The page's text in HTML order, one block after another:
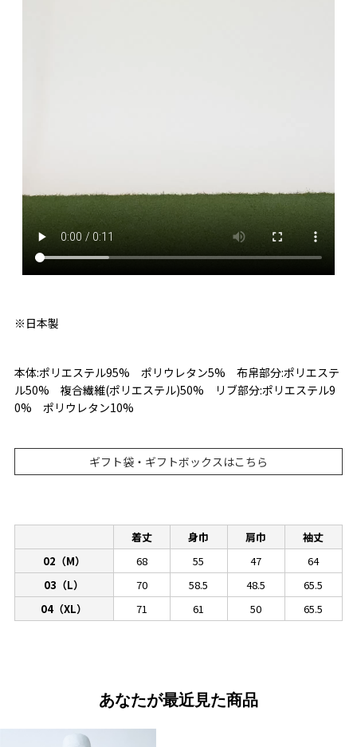
※日本製
本体:ポリエステル95% ポリウレタン5% 布帛部分:ポリエステ
ル50% 複合繊維(ポリエステル)50% リブ部分:ポリエステル9
0% ポリウレタン10%
ギフト袋・ギフトボックスはこちら
着丈 身巾 肩巾
袖丈
02（M）
68 55 47
64
03（L）
70 58.5 48.5
65.5
04（XL）
71 61 50 65.5
あなたが最近見た商品